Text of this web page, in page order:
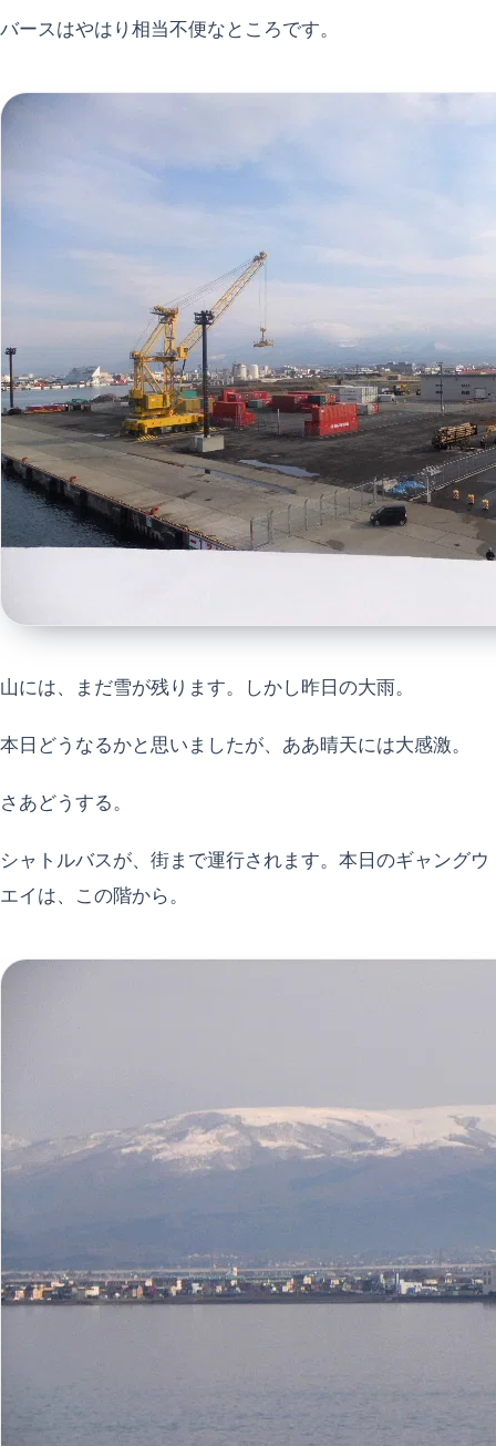
バースはやはり相当不便なところです。
山には、まだ雪が残ります。しかし昨日の大雨。
本日どうなるかと思いましたが、ああ晴天には大感激。
さあどうする。
シャトルバスが、街まで運行されます。本日のギャングウ
エイは、この階から。